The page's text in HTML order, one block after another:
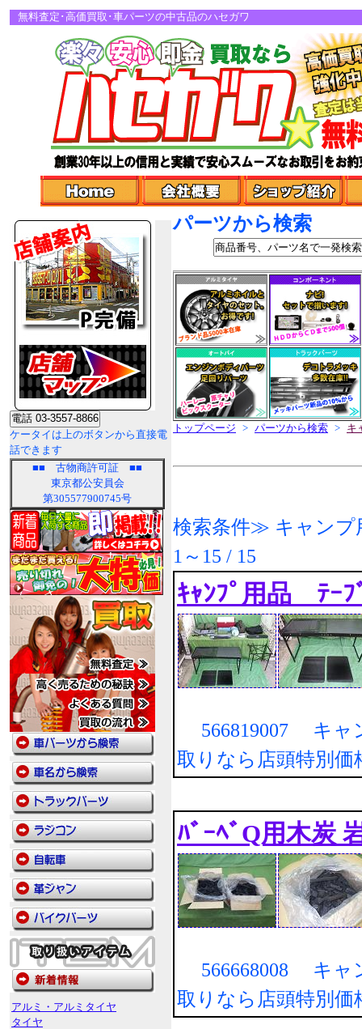
無料査定･高価買取･車パーツの中古品のハセガワ
ケータイは上のボタンから直接電
話できます
■■ 古物商許可証 ■■
東京都公安員会
第305577900745号
アルミ・アルミタイヤ
タイヤ
パーツから検索
トップページ > パーツから検索 > キ
検索条件≫ キャンプ
1～15 / 15
ｷｬﾝﾌﾟ用品 ﾃ
566819007 キャ
取りなら店頭特別価
ﾊﾞｰﾍﾞQ用木炭
566668008 キャ
取りなら店頭特別価